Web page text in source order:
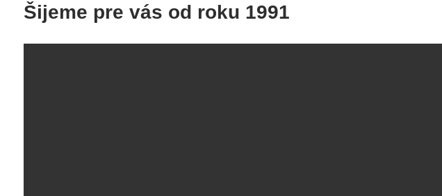
Šijeme pre vás od roku 1991